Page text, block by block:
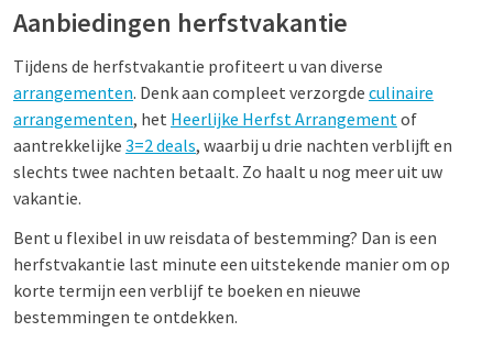
Aanbiedingen herfstvakantie
Tijdens de herfstvakantie profiteert u van diverse
arrangementen. Denk aan compleet verzorgde culinaire
arrangementen, het Heerlijke Herfst Arrangementof
aantrekkelijke 3=2 deals, waarbij u drie nachten verblijft en
slechts twee nachten betaalt. Zo haalt u nog meer uit uw
vakantie.
Bent u flexibel in uw reisdata of bestemming? Dan is een
herfstvakantie last minute een uitstekende manier om op
korte termijn een verblijf te boeken en nieuwe
bestemmingen te ontdekken.